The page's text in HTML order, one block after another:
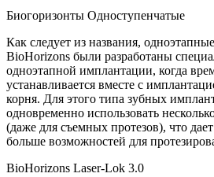
Биогоризонты Одноступенчатые
Как следует из названия,
BioHorizons были разработаны
одноэтапной имплантации, когда
устанавливается вместе с
корня. Для этого типа зубных
одновременно использовать
(даже для съемных протезов), что
больше возможностей для
BioHorizons Laser-Lok 3.0